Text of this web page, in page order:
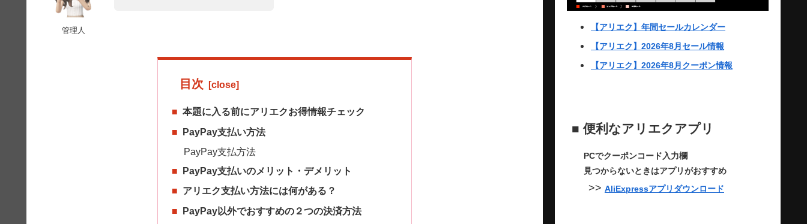
管理人
目次
本題に入る前にアリエクお得情報チェック
PayPay支払い方法
PayPay支払方法
PayPay支払いのメリット・デメリット
アリエク支払い方法には何がある？
PayPay以外でおすすめの２つの決済方法
【アリエク】年間セールカレンダー
【アリエク】2026年8月セール情報
【アリエク】2026年8月クーポン情報
■ 便利なアリエクアプリ
PCでクーポンコード入力欄
見つからないときはアプリがおすすめ
>> AliExpressアプリダウンロード